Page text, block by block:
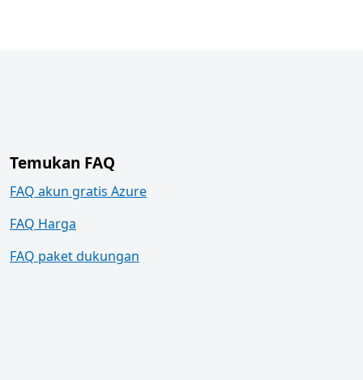
Temukan FAQ
FAQ akun gratis Azure
FAQ Harga
FAQ paket dukungan